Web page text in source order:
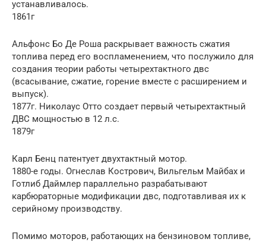
устанавливалось.
1861г
Альфонс Бо Де Роша раскрывает важность сжатия
топлива перед его воспламенением, что послужило для
создания теории работы четырехтактного двс
(всасывание, сжатие, горение вместе с расширением и
выпуск).
1877г. Николаус Отто создает первый четырехтактный
ДВС мощностью в 12 л.с.
1879г
Карл Бенц патентует двухтактный мотор.
1880-е годы. Огнеслав Кострович, Вильгельм Майбах и
Готлиб Даймлер параллельно разрабатывают
карбюраторные модификации двс, подготавливая их к
серийному производству.
Помимо моторов, работающих на бензиновом топливе,